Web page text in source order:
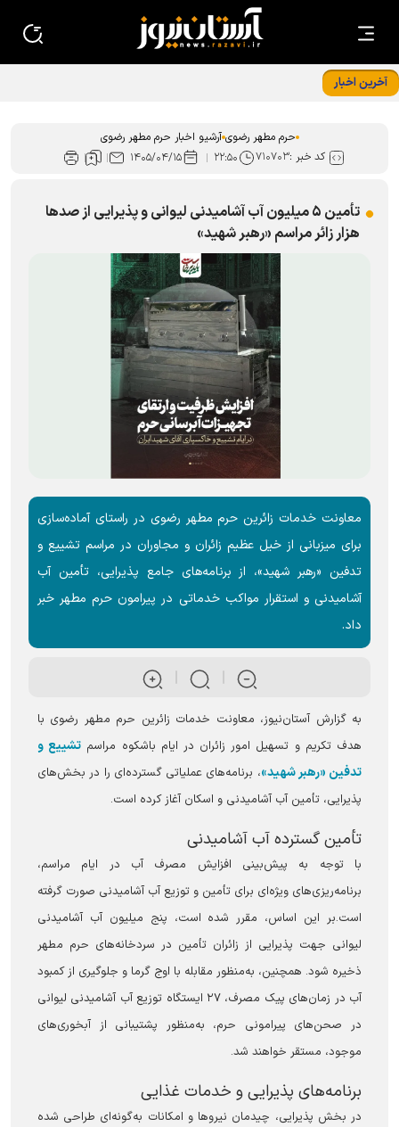
آخرین اخبار
حرم مطهر رضوی آرشیو اخبار حرم مطهر رضوی
کد خبر :۷۱۰۷۰۳ ۲۲:۵۰ ۱۴۰۵/۰۴/۱۵
تأمین ۵ میلیون آب آشامیدنی لیوانی و پذیرایی از صد‌ها
هزار زائر مراسم «رهبر شهید»
معاونت خدمات زائرین حرم مطهر رضوی در راستای آماده‌سازی
برای میزبانی از خیل عظیم زائران و مجاوران در مراسم تشییع و
تدفین «رهبر شهید»، از برنامه‌های جامع پذیرایی، تأمین آب
آشامیدنی و استقرار مواکب خدماتی در پیرامون حرم مطهر خبر
داد.
به گزارش آستان‌نیوز، معاونت خدمات زائرین حرم مطهر رضوی با
هدف تکریم و تسهیل امور زائران در ایام باشکوه مراسم تشییع و
تدفین «رهبر شهید»، برنامه‌های عملیاتی گسترده‌ای را در بخش‌های
پذیرایی، تأمین آب آشامیدنی و اسکان آغاز کرده است.
تأمین گسترده آب آشامیدنی
با توجه به پیش‌بینی افزایش مصرف آب در ایام مراسم،
برنامه‌ریزی‌های ویژه‌ای برای تأمین و توزیع آب آشامیدنی صورت گرفته
است.بر این اساس، مقرر شده است، پنج میلیون آب آشامیدنی
لیوانی جهت پذیرایی از زائران تأمین در سردخانه‌های حرم مطهر
ذخیره شود. همچنین، به‌منظور مقابله با اوج گرما و جلوگیری از کمبود
آب در زمان‌های پیک مصرف، ۲۷ ایستگاه توزیع آب آشامیدنی لیوانی
در صحن‌های پیرامونی حرم، به‌منظور پشتیبانی از آبخوری‌های
موجود، مستقر خواهند شد.
برنامه‌های پذیرایی و خدمات غذایی
در بخش پذیرایی، چیدمان نیروها و امکانات به‌گونه‌ای طراحی شده